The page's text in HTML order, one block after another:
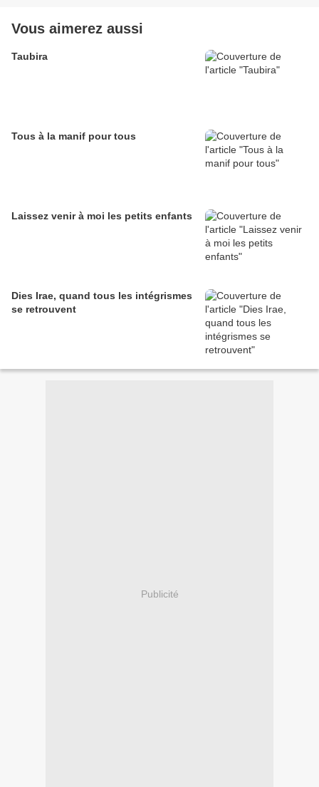
Vous aimerez aussi
Taubira
Tous à la manif pour tous
Laissez venir à moi les petits enfants
Dies Irae, quand tous les intégrismes
se retrouvent
Publicité